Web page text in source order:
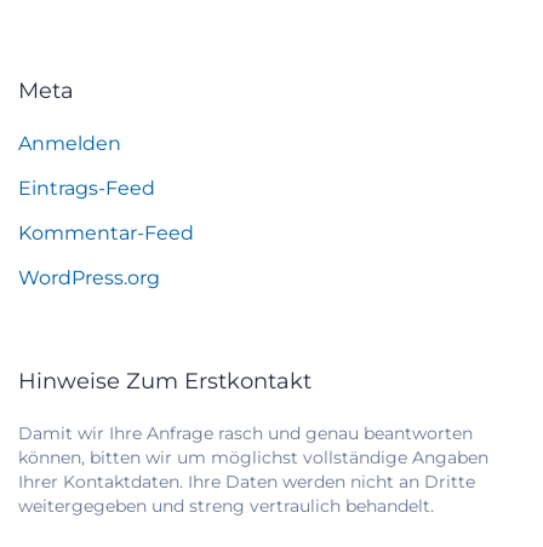
Meta
Anmelden
Eintrags-Feed
Kommentar-Feed
WordPress.org
Hinweise Zum Erstkontakt
Damit wir Ihre Anfrage rasch und genau beantworten
können, bitten wir um möglichst vollständige Angaben
Ihrer Kontaktdaten. Ihre Daten werden nicht an Dritte
weitergegeben und streng vertraulich behandelt.